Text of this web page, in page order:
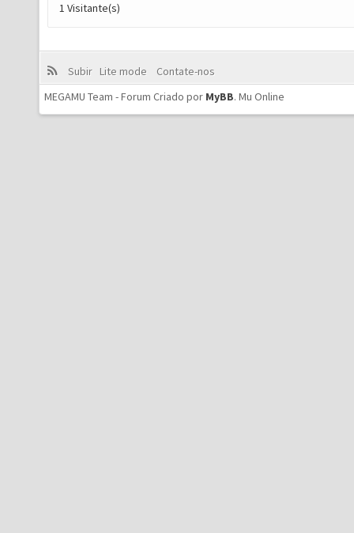
1 Visitante(s)
Subir Lite mode
Contate-nos
MEGAMU Team - Forum Criado por MyBB. Mu Online